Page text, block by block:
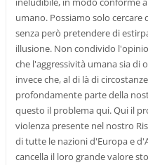
umano. Possiamo solo cercare
senza però pretendere di
illusione. Non condivido
che l'aggressività umana sia di
invece che, al di là di
profondamente parte della
questo il problema qui. Qui il
violenza presente nel nostro
di tutte le nazioni d'Europa e
cancella il loro grande valore